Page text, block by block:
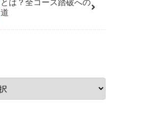
とは？全コース踏破への
道